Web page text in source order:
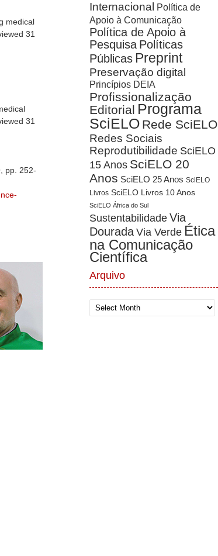
medical
31
31
pp. 252-
Internacional Política de
Apoio à Comunicação
Política de Apoio à
Pesquisa Políticas
Públicas Preprint
Preservação digital
Princípios DEIA
Profissionalização
Editorial Programa
SciELO Rede SciELO
Redes Sociais
Reprodutibilidade SciELO
15 Anos SciELO 20
Anos SciELO 25 Anos SciELO
Livros SciELO Livros 10 Anos
SciELO África do Sul
Sustentabilidade Via
DouradaVia Verde Ética
na Comunicação
Científica
Arquivo
Arquivo